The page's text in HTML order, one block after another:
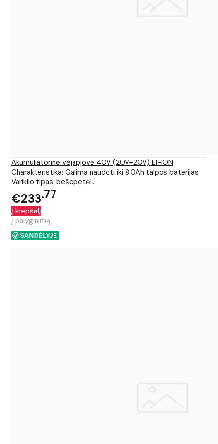
Akumuliatorinė vėjapjovė 40V (20V+20V) LI-ION
Charakteristika: Galima naudoti iki 8.0Ah talpos baterijas
Variklio tipas: bešepetėl..
€233 77
Į krepšelį
Į palyginimą